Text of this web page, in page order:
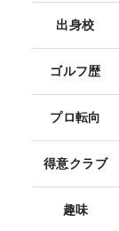
出身校
ゴルフ歴
プロ転向
得意クラブ
趣味